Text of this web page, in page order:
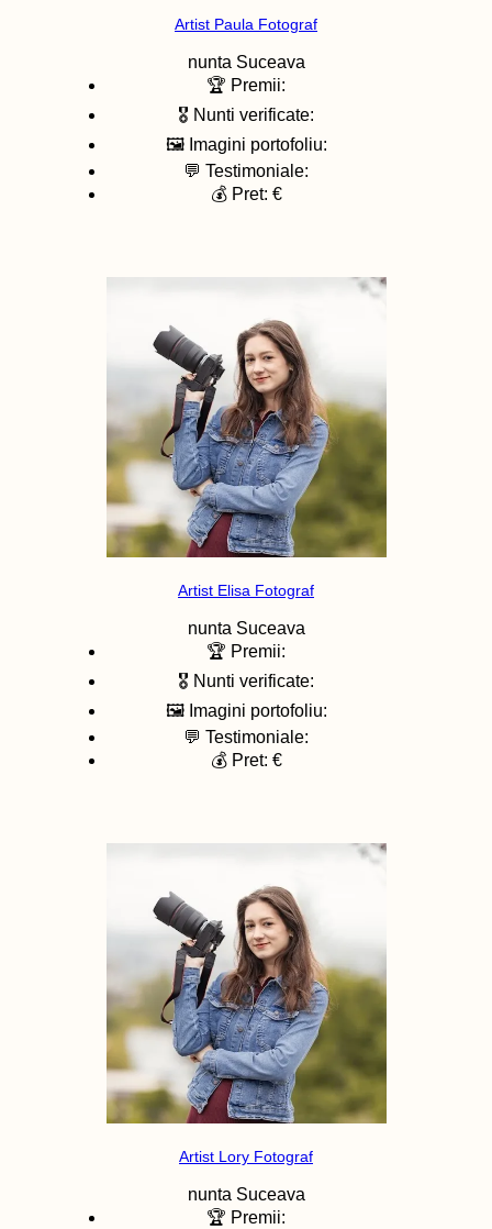
Artist Paula Fotograf
nunta Suceava
🏆 Premii:
🎖️ Nunti verificate:
🖼️ Imagini portofoliu:
💬 Testimoniale:
💰 Pret: €
Artist Elisa Fotograf
nunta Suceava
🏆 Premii:
🎖️ Nunti verificate:
🖼️ Imagini portofoliu:
💬 Testimoniale:
💰 Pret: €
Artist Lory Fotograf
nunta Suceava
🏆 Premii: